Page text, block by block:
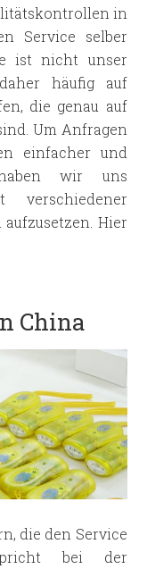
in
Service selber
ist nicht unser
häufig auf
die genau auf
Um Anfragen
einfacher und
wir uns
verschiedener
Hier
China
die den Service
bei der